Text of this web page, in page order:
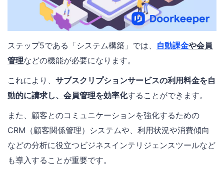
ステップ5である「システム構築」では、 自動課金や会員
管理などの機能が必要になります。
これにより、 サブスクリプションサービスの利用料金を自
動的に請求し、会員管理を効率化することができます。
また、顧客とのコミュニケーションを強化するための
CRM（顧客関係管理）システムや、利用状況や消費傾向
などの分析に役立つビジネスインテリジェンスツールなど
も導入することが重要です。